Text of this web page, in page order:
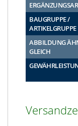
BAUGRUPPE /
ARTIKELGRUPPE
ABBILDUNG
GLEICH